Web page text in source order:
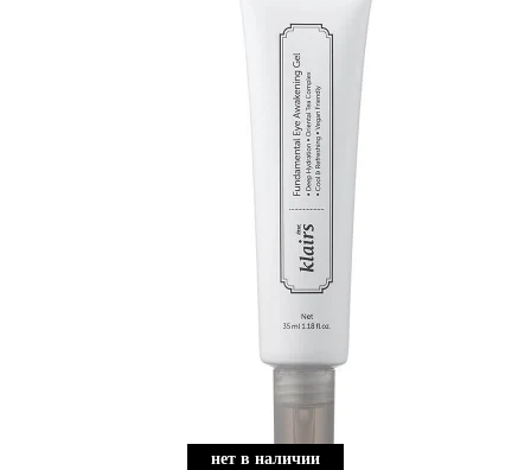
нет в наличии
нет в наличии
нет в наличии
нет в наличии
нет в наличии
нет в наличии
нет в наличии
нет в наличии
нет в наличии
нет в наличии
нет в наличии
нет в наличии
нет в наличии
нет в наличии
нет в наличии
нет в наличии
нет в наличии